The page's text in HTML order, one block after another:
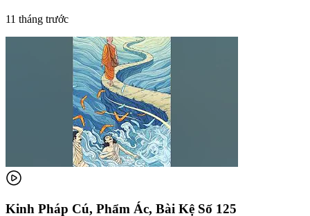
11 tháng trước
Kinh Pháp Cú, Phẩm Ác, Bài Kệ Số 125